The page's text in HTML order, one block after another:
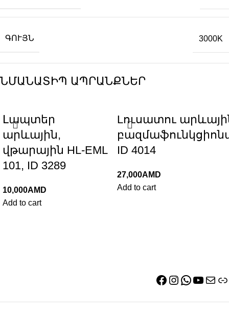
ԳՈՒՅՆ 3000K
ՆՄԱՆԱՏԻՊ ԱՊՐԱՆՔՆԵՐ
Լապտեր
արևային,
վթարային HL-EML
101, ID 3289
10,000AMD
Add to cart
Lուսատու
ID 4014
27,000AMD
Add to cart